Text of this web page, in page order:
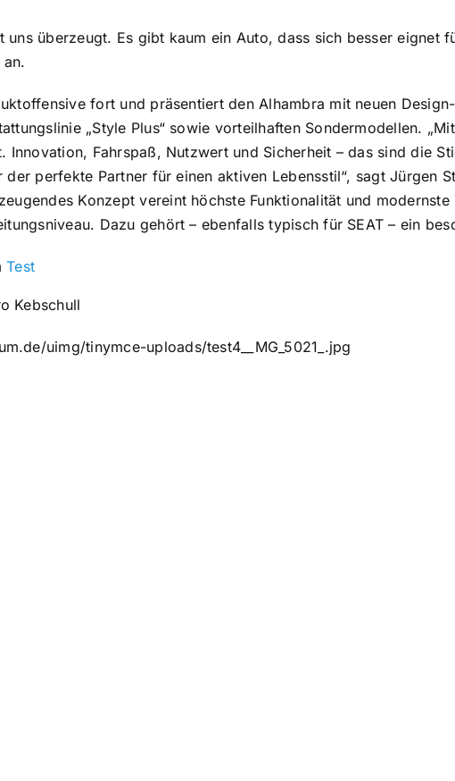
uns überzeugt. Es gibt kaum ein Auto, dass sich besser eignet
fort und präsentiert den Alhambra mit neuen
„Style Plus“ sowie vorteilhaften Sondermodellen.
Innovation, Fahrspaß, Nutzwert und Sicherheit – das sind die
der perfekte Partner für einen aktiven Lebensstil“, sagt Jürgen
Konzept vereint höchste Funktionalität und
Dazu gehört – ebenfalls typisch für SEAT – ein
Test
Kebschull